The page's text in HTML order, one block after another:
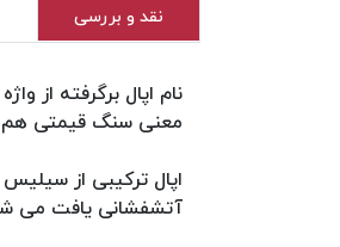
نقد و بررسی
معنی سنگ قیمتی هم
اپال ترکیبی از
آتشفشانی یافت می